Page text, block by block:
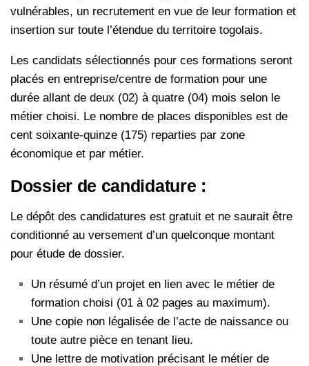
vulnérables, un recrutement en vue de leur formation et
insertion sur toute l’étendue du territoire togolais.
Les candidats sélectionnés pour ces formations seront
placés en entreprise/centre de formation pour une
durée allant de deux (02) à quatre (04) mois selon le
métier choisi. Le nombre de places disponibles est de
cent soixante-quinze (175) reparties par zone
économique et par métier.
Dossier de candidature :
Le dépôt des candidatures est gratuit et ne saurait être
conditionné au versement d’un quelconque montant
pour étude de dossier.
Un résumé d’un projet en lien avec le métier de
formation choisi (01 à 02 pages au maximum).
Une copie non légalisée de l’acte de naissance ou
toute autre pièce en tenant lieu.
Une lettre de motivation précisant le métier de